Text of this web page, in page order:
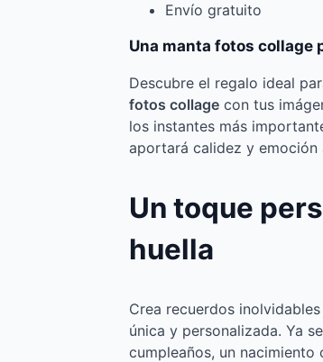
Envío gratuito
Una manta fotos collage
Descubre el regalo ideal
fotos collage con tus
los instantes más
aportará calidez y emoción
Un toque
huella
Crea recuerdos
única y personalizada. Ya
cumpleaños, un